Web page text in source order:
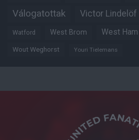
Válogatottak Victor Lindelöf
Watford West Brom West Ham
Wout Weghorst Youri Tielemans